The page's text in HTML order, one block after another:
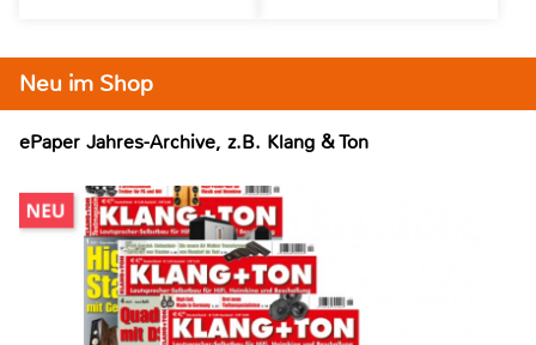
Neu im Shop
ePaper Jahres-Archive, z.B. Klang & Ton